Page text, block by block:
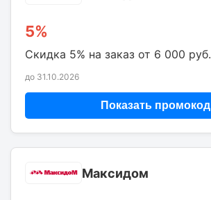
5%
Скидка 5% на заказ от 6 000 руб.
до 31.10.2026
Показать промокод
Максидом